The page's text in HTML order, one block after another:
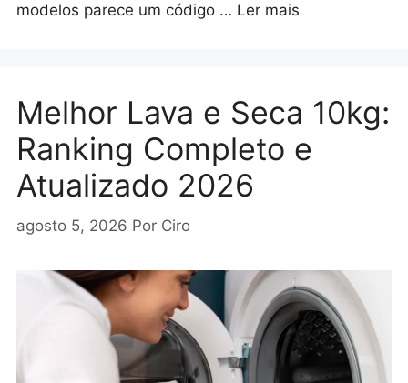
modelos parece um código … Ler mais
Melhor Lava e Seca 10kg:
Ranking Completo e
Atualizado 2026
agosto 5, 2026 Por Ciro